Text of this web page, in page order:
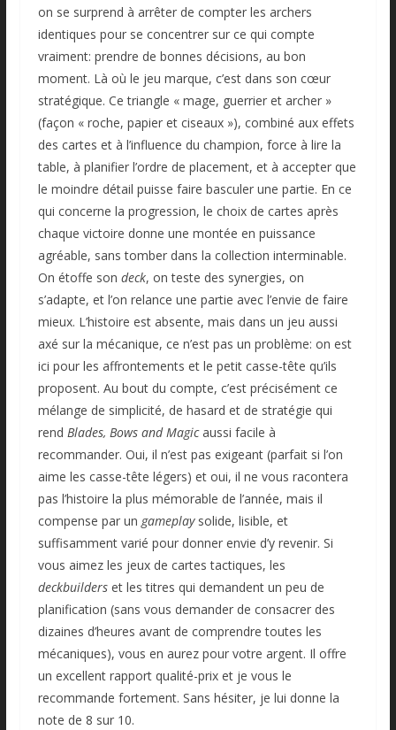
on se surprend à arrêter de compter les archers
identiques pour se concentrer sur ce qui compte
vraiment: prendre de bonnes décisions, au bon
moment. Là où le jeu marque, c’est dans son cœur
stratégique. Ce triangle « mage, guerrier et archer »
(façon « roche, papier et ciseaux »), combiné aux effets
des cartes et à l’influence du champion, force à lire la
table, à planifier l’ordre de placement, et à accepter que
le moindre détail puisse faire basculer une partie. En ce
qui concerne la progression, le choix de cartes après
chaque victoire donne une montée en puissance
agréable, sans tomber dans la collection interminable.
On étoffe son deck, on teste des synergies, on
s’adapte, et l’on relance une partie avec l’envie de faire
mieux. L’histoire est absente, mais dans un jeu aussi
axé sur la mécanique, ce n’est pas un problème: on est
ici pour les affrontements et le petit casse-tête qu’ils
proposent. Au bout du compte, c’est précisément ce
mélange de simplicité, de hasard et de stratégie qui
rend Blades, Bows and Magicaussi facile à
recommander. Oui, il n’est pas exigeant (parfait si l’on
aime les casse-tête légers) et oui, il ne vous racontera
pas l’histoire la plus mémorable de l’année, mais il
compense par un gameplaysolide, lisible, et
suffisamment varié pour donner envie d’y revenir. Si
vous aimez les jeux de cartes tactiques, les
deckbuilderset les titres qui demandent un peu de
planification (sans vous demander de consacrer des
dizaines d’heures avant de comprendre toutes les
mécaniques), vous en aurez pour votre argent. Il offre
un excellent rapport qualité-prix et je vous le
recommande fortement. Sans hésiter, je lui donne la
note de 8 sur 10.